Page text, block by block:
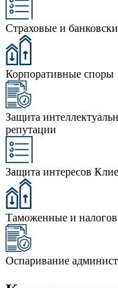
Страховые и
Корпоративные споры
Защита
репутации
Защита интересов
Таможенные и
Оспаривание